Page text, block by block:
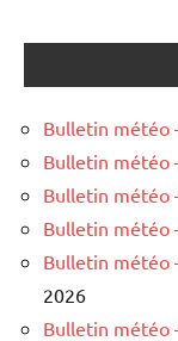
Bulletin météo
Bulletin météo
Bulletin météo
Bulletin météo
Bulletin météo
2026
Bulletin météo